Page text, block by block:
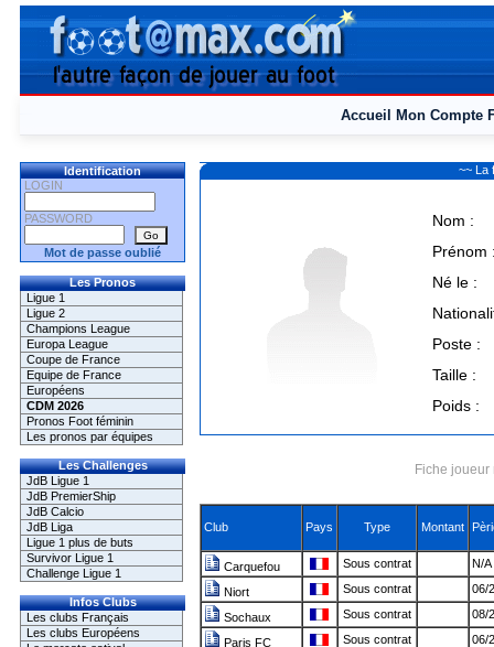
Accueil Mon Compte
Identification
LOGIN
PASSWORD
Mot de passe oublié
Les Pronos
Ligue 1
Ligue 2
Champions League
Europa League
Coupe de France
Equipe de France
Européens
CDM 2026
Pronos Foot féminin
Les pronos par équipes
Les Challenges
JdB Ligue 1
JdB PremierShip
JdB Calcio
JdB Liga
Ligue 1 plus de buts
Survivor Ligue 1
Challenge Ligue 1
Infos Clubs
Les clubs Français
Les clubs Européens
~~ La
Nom :
Prénom
Né le :
Poste :
Taille :
Poids :
Fiche
Club Pays Type Montant
Carquefou Sous contrat N/A
Niort Sous contrat 06/
Sochaux Sous contrat 08/
Paris FC Sous contrat 06/